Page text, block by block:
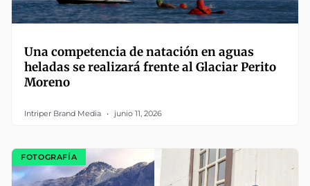
Una competencia de natación en aguas
heladas se realizará frente al Glaciar Perito
Moreno
Intriper Brand Media junio 11, 2026
FOTOGRAFÍA